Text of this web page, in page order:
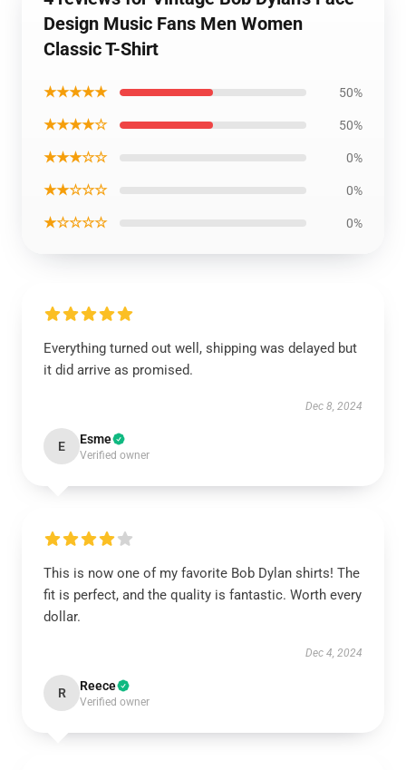
Design Music Fans Men Women
Classic T-Shirt
★★★★★ 50%
★★★★☆ 50%
★★★☆☆ 0%
★★☆☆☆ 0%
★☆☆☆☆ 0%
Everything turned out well, shipping was delayed but
it did arrive as promised.
Dec 8, 2024
E Esme
Verified owner
This is now one of my favorite Bob Dylan shirts! The
fit is perfect, and the quality is fantastic. Worth every
dollar.
Dec 4, 2024
R Reece
Verified owner